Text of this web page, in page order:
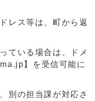
レス等は、町から返
ている場合は、ドメ
】を受信可能に
別の担当課が対応さ